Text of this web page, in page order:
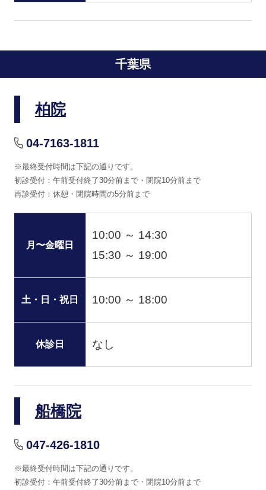
千葉県
柏院
04-7163-1811
※最終受付時間は下記の通りです。
初診受付：午前受付終了30分前まで・閉院10分前まで
再診受付：休憩・閉院時間の5分前まで
月〜金曜日
10:00 ～ 14:30
15:30 ～ 19:00
土・日・祝日 10:00 ～ 18:00
休診日 なし
船橋院
047-426-1810
※最終受付時間は下記の通りです。
初診受付：午前受付終了30分前まで・閉院10分前まで